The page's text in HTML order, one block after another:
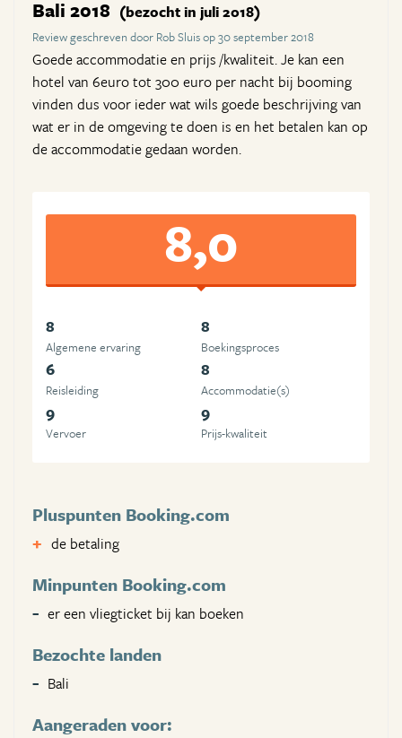
Bali 2018 (bezocht in juli 2018)
Review geschreven door Rob Sluis op 30 september 2018
Goede accommodatie en prijs /kwaliteit. Je kan een
hotel van 6euro tot 300 euro per nacht bij booming
vinden dus voor ieder wat wils goede beschrijving van
wat er in de omgeving te doen is en het betalen kan op
de accommodatie gedaan worden.
8,0
8
Algemene ervaring
8
Boekingsproces
6
Reisleiding
8
Accommodatie(s)
9
Vervoer
9
Prijs-kwaliteit
Pluspunten Booking.com
de betaling
Minpunten Booking.com
er een vliegticket bij kan boeken
Bezochte landen
Bali
Aangeraden voor: